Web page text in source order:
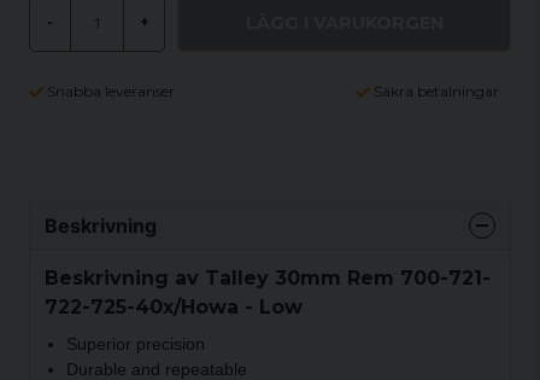
- +
Snabba leveranser Säkra betalningar
Beskrivning
Beskrivning av Talley 30mm Rem 700-721-
722-725-40x/Howa - Low
Superior precision
Durable and repeatable